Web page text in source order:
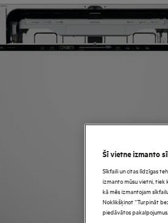
Šī vietne izmanto
Sīkfaili un citas līdzīgas
izmanto mūsu vietni, tiek
kā mēs izmantojam
Noklikšķinot “Turpināt
piedāvātos